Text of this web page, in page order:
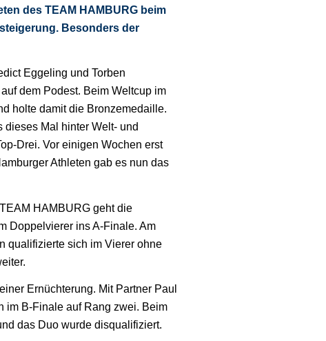
des TEAM HAMBURG beim
Besonders der
Eggeling und Torben
dem Podest. Beim Weltcup im
holte damit die Bronzemedaille.
dieses Mal hinter Welt- und
Drei. Vor einigen Wochen erst
Athleten gab es nun das
HAMBURG geht die
Doppelvierer ins A-Finale. Am
qualifizierte sich im Vierer ohne
Ernüchterung. Mit Partner Paul
im B-Finale auf Rang zwei. Beim
das Duo wurde disqualifiziert.